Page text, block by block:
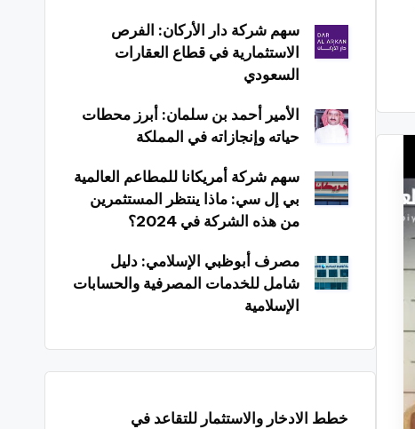
سهم شركة دار الأركان: الفرص
الاستثمارية في قطاع العقارات
السعودي
الأمير أحمد بن سلمان: أبرز محطات
حياته وإنجازاته في المملكة
سهم شركة أمريكانا للمطاعم العالمية
بي إل سي: ماذا ينتظر المستثمرين
من هذه الشركة في 2024؟
مصرف أبوظبي الإسلامي: دليل
شامل للخدمات المصرفية والحسابات
الإسلامية
خطط الادخار والاستثمار للتقاعد في